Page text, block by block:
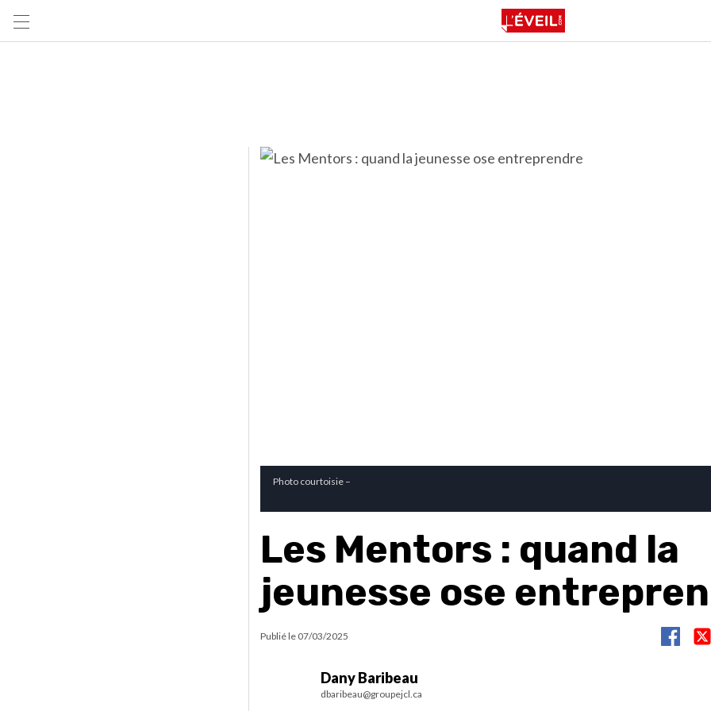
Photo courtoisie –
Les Mentors : quand la
jeunesse ose
Publié le 07/03/2025
Dany Baribeau
dbaribeau@groupejcl.ca